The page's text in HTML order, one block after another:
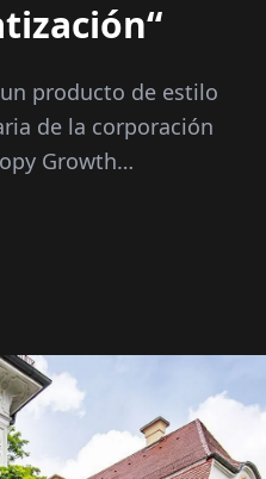
producto de estilo
de la corporación
Growth